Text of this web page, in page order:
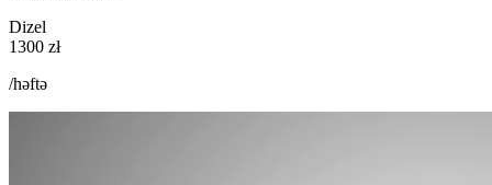
Dizel
1300 zł
/həftə